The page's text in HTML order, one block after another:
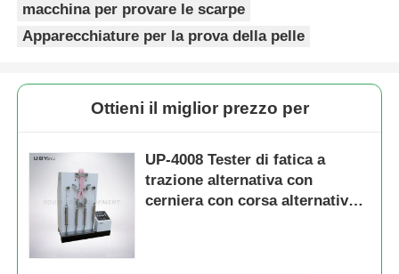
macchina per provare le scarpe
Apparecchiature per la prova della pelle
Ottieni il miglior prezzo per
UP-4008 Tester di fatica a
trazione alternativa con
cerniera con corsa alternativa